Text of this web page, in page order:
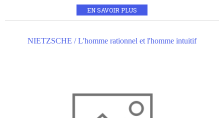
EN SAVOIR PLUS
NIETZSCHE / L'homme rationnel et l'homme intuitif